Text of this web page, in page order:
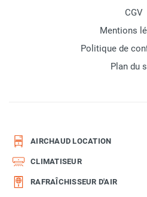
CGV
Mentions
Politique de
Plan du
AIRCHAUD LOCATION
CLIMATISEUR
RAFRAÎCHISSEUR D'AIR